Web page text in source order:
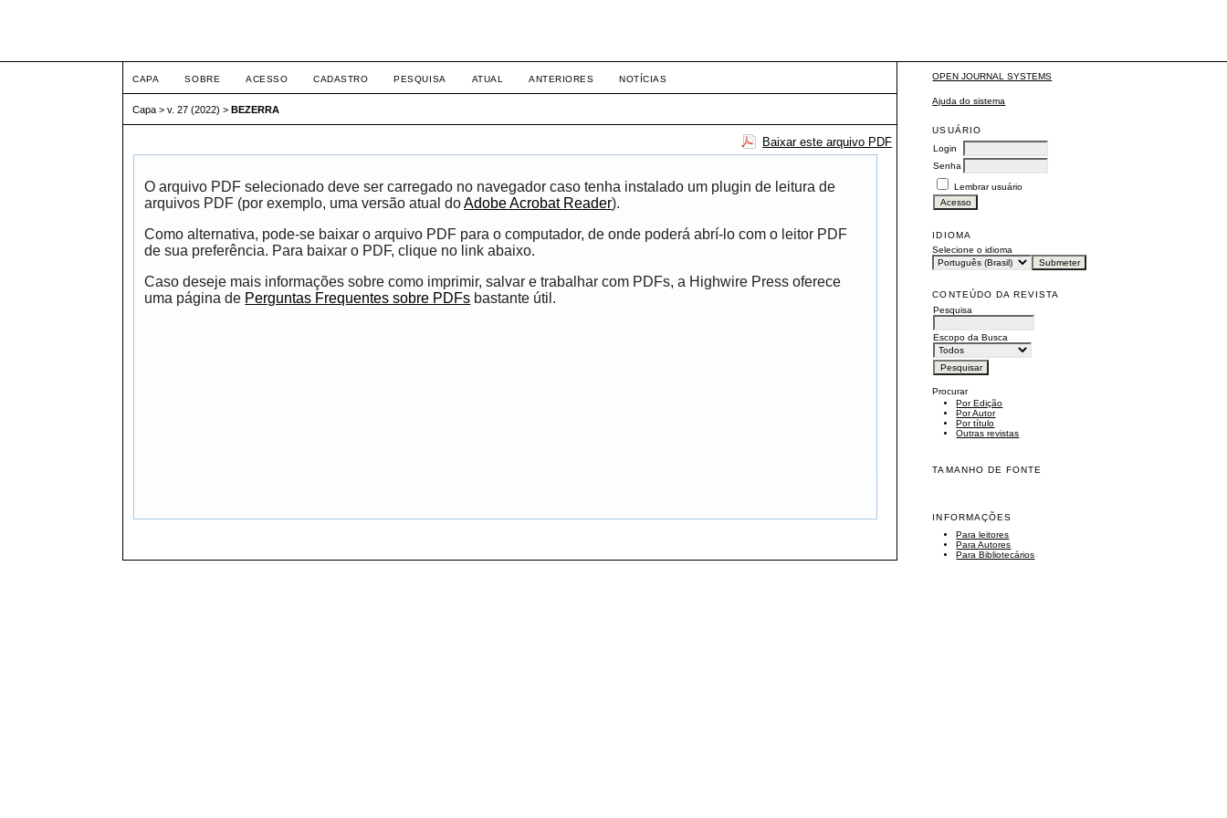
OPEN JOURNAL SYSTEMS
Ajuda do sistema
USUÁRIO
Login
Senha
Lembrar usuário
IDIOMA
Selecione o idioma
CONTEÚDO DA REVISTA
Pesquisa
Escopo da Busca
Procurar
Por Edição
Por Autor
Por título
Outras revistas
TAMANHO DE FONTE
INFORMAÇÕES
Para leitores
Para Autores
Para Bibliotecários
CAPA SOBRE ACESSO CADASTRO PESQUISA ATUAL ANTERIORES NOTÍCIAS
Capa >v. 27 (2022) >BEZERRA
Baixar este arquivo PDF
O arquivo PDF selecionado deve ser carregado no navegador caso tenha instalado um plugin de leitura de
arquivos PDF (por exemplo, uma versão atual doAdobe Acrobat Reader).
Como alternativa, pode-se baixar o arquivo PDF para o computador, de onde poderá abrí-lo com o leitor PDF
de sua preferência. Para baixar o PDF, clique no link abaixo.
Caso deseje mais informações sobre como imprimir, salvar e trabalhar com PDFs, a Highwire Press oferece
uma página de Perguntas Frequentes sobre PDFs bastante útil.